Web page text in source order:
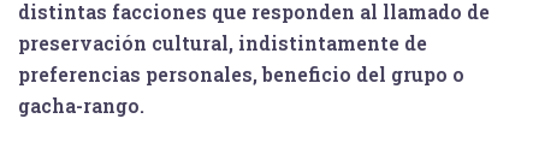
distintas facciones que responden al llamado de
preservación cultural, indistintamente de
preferencias personales, beneficio del grupo o
gacha-rango.